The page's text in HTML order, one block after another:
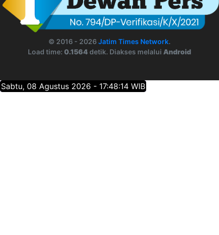
© 2016 - 2026 Jatim Times Network.
Load time: 0.1564detik. Diakses melalui Android
Sabtu, 08 Agustus 2026 - 17:48:15 WIB